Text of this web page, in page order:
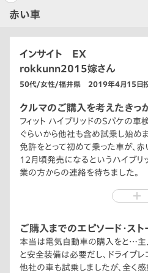
赤い車
インサイト EX
rokkunn2015嫁さん
50代/女性/福井県 2019年4月15日
クルマのご購入を考えたきっ
フィット ハイブリッドのSパケの車
ぐらいから他社も含め試乗し始めま
免許をとって初めて乗った車が、赤
12月頃発売になるというハイブリ
業の方からの連絡を待ちました。
ではCR-VかVEZELにしようか、
で、自分に合うのかなと…。
でも、実車を見たらもうこれ!!って
赤いインサイトを見に行って、商談
した。
ご購入までのエピソード・スト
本当は電気自動車の購入をと…主
と安全装備は必要だし、ドライブレ
他社の車も試乗しましたが、全く感